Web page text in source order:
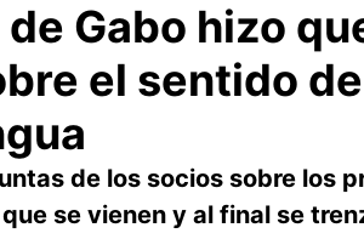
Gabo hizo
el sentido
de los socios sobre los
se vienen y al final se